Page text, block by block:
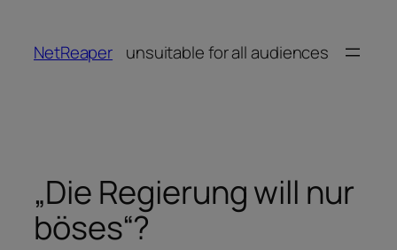
springen
NetReaper unsuitable for all audiences
„Die Regierung will nur
böses“?